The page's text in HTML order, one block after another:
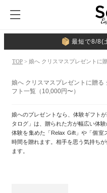
最短で8/8(
TOP > 娘へ クリスマスプレゼントに
娘へ クリスマスプレゼントに贈る
フト一覧（10,000円〜）
娘へのプレゼントなら、体験ギフト
タログ」は、贈られた方が幅広い体
体験を集めた「Relax Gift」や「個室
時間を贈れます。相手を思う気持ち
ます。